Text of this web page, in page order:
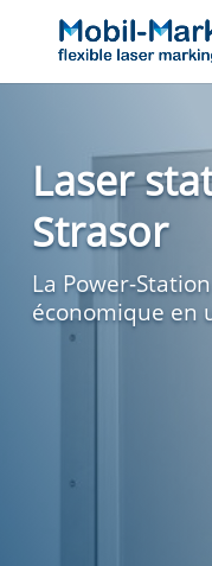
Laser
Strasor
La Power-
économique en